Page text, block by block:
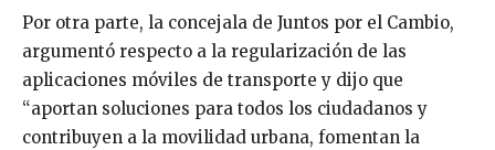
Por otra parte, la concejala de Juntos por el Cambio,
argumentó respecto a la regularización de las
aplicaciones móviles de transporte y dijo que
“aportan soluciones para todos los ciudadanos y
contribuyen a la movilidad urbana, fomentan la